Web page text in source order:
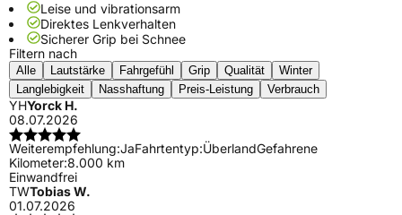
Leise und vibrationsarm
Direktes Lenkverhalten
Sicherer Grip bei Schnee
Filtern nach
Alle Lautstärke Fahrgefühl Grip Qualität
Winter
Langlebigkeit
Nasshaftung Preis-Leistung Verbrauch
YHYorck H.
08.07.2026
Weiterempfehlung:JaFahrtentyp:ÜberlandGefahrene
Kilometer:8.000 km
Einwandfrei
TWTobias W.
01.07.2026